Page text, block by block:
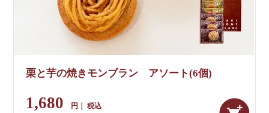
栗と芋の焼きモンブラン アソート(6個)
1,680 税込